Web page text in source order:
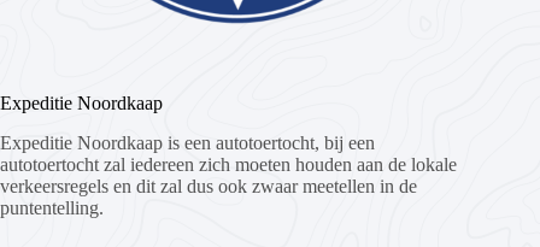
Expeditie Noordkaap
Expeditie Noordkaap is een autotoertocht, bij een
autotoertocht zal iedereen zich moeten houden aan de lokale
verkeersregels en dit zal dus ook zwaar meetellen in de
puntentelling.